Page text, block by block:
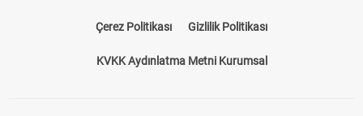
Çerez Politikası Gizlilik Politikası
KVKK Aydınlatma Metni Kurumsal